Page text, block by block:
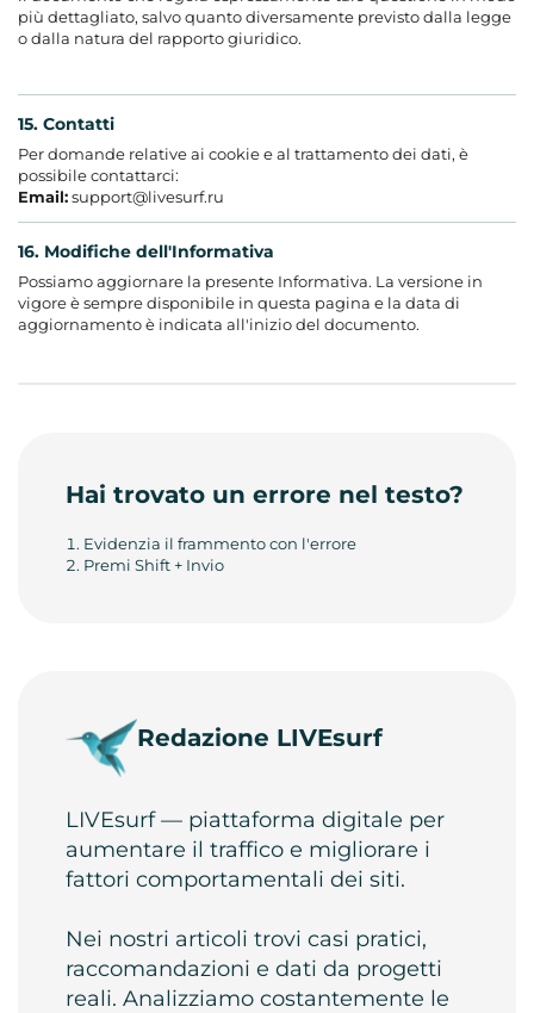
più dettagliato, salvo quanto diversamente previsto dalla legge
o dalla natura del rapporto giuridico.
15. Contatti
Per domande relative ai cookie e al trattamento dei dati, è
possibile contattarci:
Email:support@livesurf.ru
16. Modifiche dell'Informativa
Possiamo aggiornare la presente Informativa. La versione in
vigore è sempre disponibile in questa pagina e la data di
aggiornamento è indicata all'inizio del documento.
Hai trovato un errore nel testo?
Evidenzia il frammento con l'errore
Premi Shift + Invio
Redazione LIVEsurf
LIVEsurf — piattaforma digitale per
aumentare il traffico e migliorare i
fattori comportamentali dei siti.
Nei nostri articoli trovi casi pratici,
raccomandazioni e dati da progetti
reali. Analizziamo costantemente le